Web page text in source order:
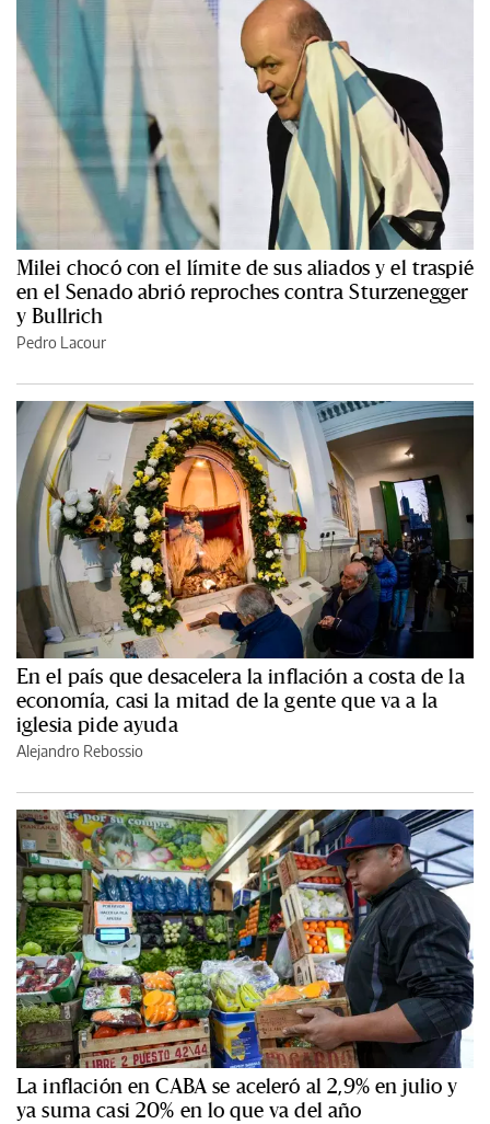
Milei chocó con el límite de sus aliados y el traspié
en el Senado abrió reproches contra Sturzenegger
y Bullrich
Pedro Lacour
En el país que desacelera la inflación a costa de la
economía, casi la mitad de la gente que va a la
iglesia pide ayuda
Alejandro Rebossio
La inflación en CABA se aceleró al 2,9% en julio y
ya suma casi 20% en lo que va del año